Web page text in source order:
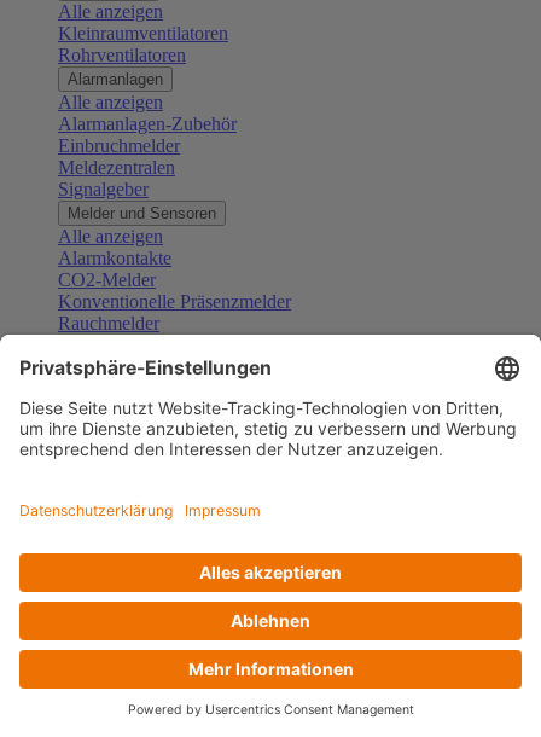
Alle anzeigen
Kleinraumventilatoren
Rohrventilatoren
Alarmanlagen
Alle anzeigen
Alarmanlagen-Zubehör
Einbruchmelder
Meldezentralen
Signalgeber
Melder und Sensoren
Alle anzeigen
Alarmkontakte
CO2-Melder
Konventionelle Präsenzmelder
Rauchmelder
Gefahrenmelder
Türsprechanlagen
Alle anzeigen
Außenstationen
Klingeltaster und Gongs
Sprechanlagen-Sets
Zubehör Türkommunikation
Videoüberwachung
Zubehör Videoüberwachung
Alle anzeigen